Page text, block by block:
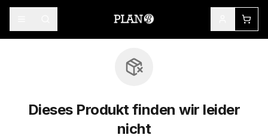
Dieses Produkt finden wir leider
nicht